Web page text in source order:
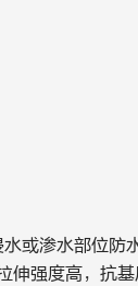
或渗水部位防
强度高，抗